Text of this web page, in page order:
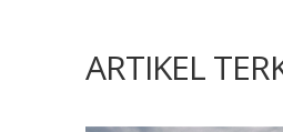
ARTIKEL